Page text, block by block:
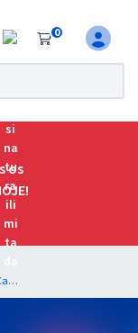
0
os
AL MS - Assembleia Legislativa de Mato Grosso do Sul - Cargo 28 - Técnico Legislativo - Informática